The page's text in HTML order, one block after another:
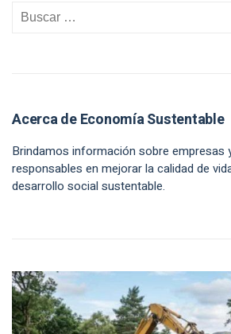
Acerca de Economía Sustentable
Brindamos información sobre empresas
responsables en mejorar la calidad de
desarrollo social sustentable.